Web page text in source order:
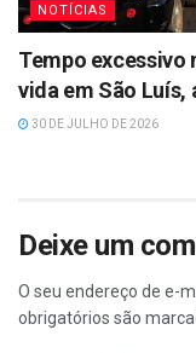
NOTÍCIAS
Tempo
vida em São
30 DE JULHO DE 2026
Deixe um
O seu endereço de e-
obrigatórios são